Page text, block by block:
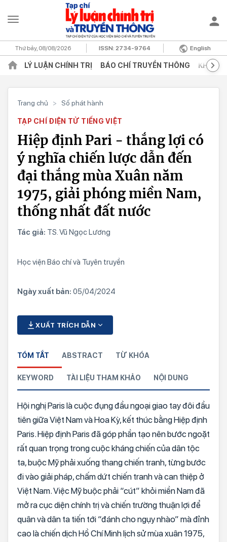
Thứ bảy, 08/08/2026 ISSN:2734-9764 English
LÝ LUẬN CHÍNH TRỊ BÁO CHÍ TRUYỀN THÔNG KHOA
Trang chủ > Số phát hành
TẠP CHÍ ĐIỆN TỬ TIẾNG VIỆT
Hiệp định Pari - thắng lợi có
ý nghĩa chiến lược dẫn đến
đại thắng mùa Xuân năm
1975, giải phóng miền Nam,
thống nhất đất nước
Tác giả: TS. Vũ Ngọc Lương
Học viện Báo chí và Tuyên truyền
Ngày xuất bản: 05/04/2024
XUẤT TRÍCH DẪN
TÓM TẮT ABSTRACT TỪ KHÓA
KEYWORD TÀI LIỆU THAM KHẢO NỘI DUNG
Hội nghị Paris là cuộc đụng đầu ngoại giao tay đôi đầu
tiên giữa Việt Nam và Hoa Kỳ, kết thúc bằng Hiệp định
Paris. Hiệp định Paris đã góp phần tạo nên bước ngoặt
rất quan trọng trong cuộc kháng chiến của dân tộc
ta, buộc Mỹ phải xuống thang chiến tranh, từng bước
đi vào giải pháp, chấm dứt chiến tranh và can thiệp ở
Việt Nam. Việc Mỹ buộc phải “cút” khỏi miền Nam đã
mở ra cục diện chính trị và chiến trường thuận lợi để
quân và dân ta tiến tới “đánh cho ngụy nhào” mà đỉnh
cao là chiến dịch Hồ Chí Minh lịch sử mùa xuân 1975,